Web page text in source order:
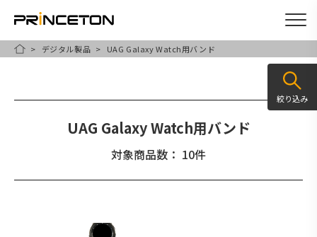
HOMEデジタル製品 UAG Galaxy Watch用バンド
UAG Galaxy Watch用バンド
対象商品数： 10件
絞り込み